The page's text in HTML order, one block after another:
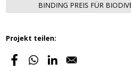
BINDING PREIS FÜR
Projekt teilen: